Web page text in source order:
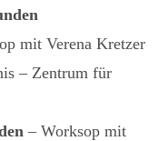
mit Verena Kretzer
– Zentrum für
– Worksop mit